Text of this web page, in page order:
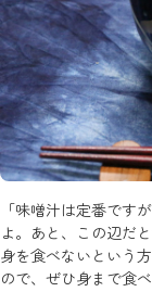
「味噌汁は定番です
よ。あと、この辺だ
身を食べないという
ので、ぜひ身まで食